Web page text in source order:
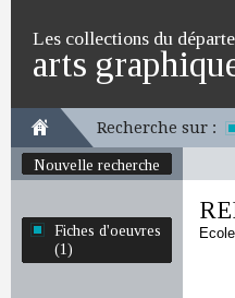
Les collections du
arts
Recherche sur :
Nouvelle recherche
Fiches d'oeuvres
(1)